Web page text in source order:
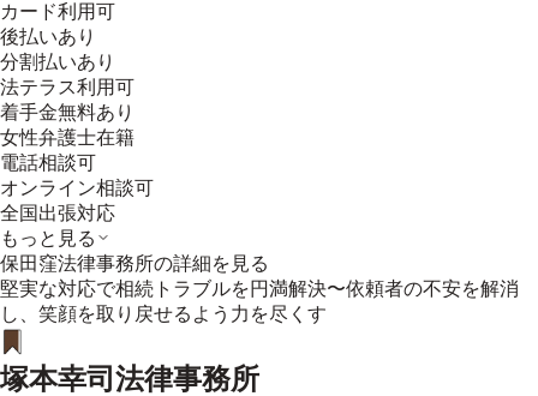
カード利用可
後払いあり
分割払いあり
法テラス利用可
着手金無料あり
女性弁護士在籍
電話相談可
オンライン相談可
全国出張対応
もっと見る
保田窪法律事務所の詳細を見る
堅実な対応で相続トラブルを円満解決〜依頼者の不安を解消
し、笑顔を取り戻せるよう力を尽くす
塚本幸司法律事務所